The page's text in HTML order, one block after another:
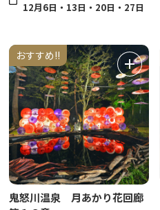
12月6日・13日・20日・27日
おすすめ!!
鬼怒川温泉 月あかり花回廊